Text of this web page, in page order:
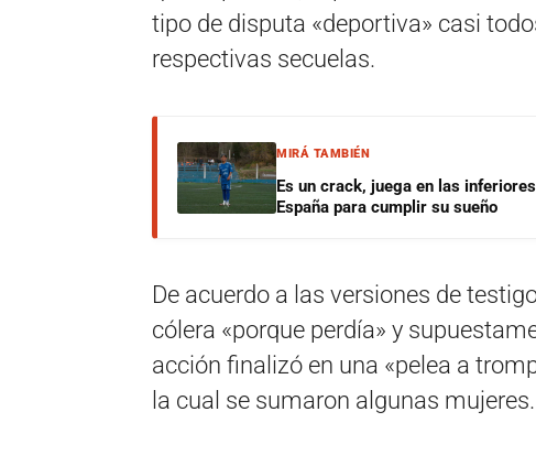
tipo de disputa «deportiva» casi
respectivas secuelas.
MIRÁ TAMBIÉN
Es un crack, juega en las
España para cumplir su sueño
De acuerdo a las versiones de
cólera «porque perdía» y
acción finalizó en una «pelea a
la cual se sumaron algunas mujeres.